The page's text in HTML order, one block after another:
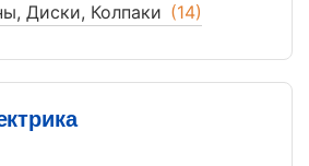
Диски, Колпаки (14)